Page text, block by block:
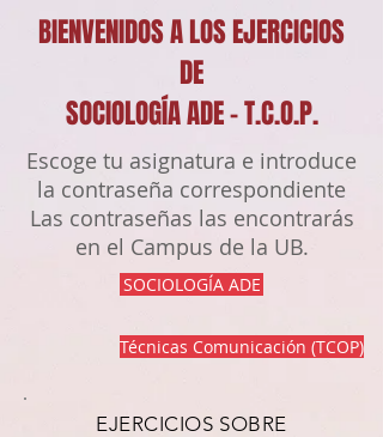
BIENVENIDOS A LOS EJERCICIOS
DE
SOCIOLOGÍA ADE - T.C.O.P.
Escoge tu asignatura e introduce
la contraseña correspondiente
Las contraseñas las encontrarás
en el Campus de la UB.
SOCIOLOGÍA ADE
Técnicas Comunicación (TCOP)
EJERCICIOS SOBRE